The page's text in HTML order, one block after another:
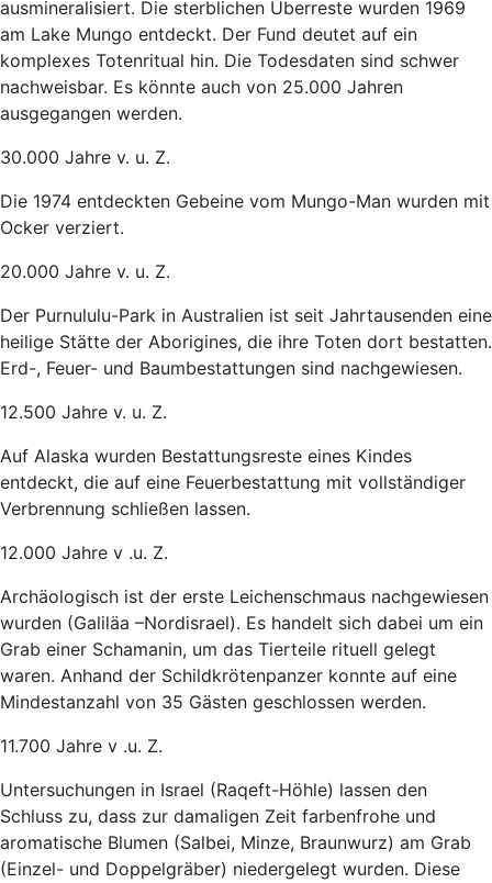
ausmineralisiert. Die sterblichen Überreste wurden 1969
am Lake Mungo entdeckt. Der Fund deutet auf ein
komplexes Totenritual hin. Die Todesdaten sind schwer
nachweisbar. Es könnte auch von 25.000 Jahren
ausgegangen werden.
30.000 Jahre v. u. Z.
Die 1974 entdeckten Gebeine vom Mungo-Man wurden mit
Ocker verziert.
20.000 Jahre v. u. Z.
Der Purnululu-Park in Australien ist seit Jahrtausenden eine
heilige Stätte der Aborigines, die ihre Toten dort bestatten.
Erd-, Feuer- und Baumbestattungen sind nachgewiesen.
12.500 Jahre v. u. Z.
Auf Alaska wurden Bestattungsreste eines Kindes
entdeckt, die auf eine Feuerbestattung mit vollständiger
Verbrennung schließen lassen.
12.000 Jahre v .u. Z.
Archäologisch ist der erste Leichenschmaus nachgewiesen
wurden (Galiläa –Nordisrael). Es handelt sich dabei um ein
Grab einer Schamanin, um das Tierteile rituell gelegt
waren. Anhand der Schildkrötenpanzer konnte auf eine
Mindestanzahl von 35 Gästen geschlossen werden.
11.700 Jahre v .u. Z.
Untersuchungen in Israel (Raqeft-Höhle) lassen den
Schluss zu, dass zur damaligen Zeit farbenfrohe und
aromatische Blumen (Salbei, Minze, Braunwurz) am Grab
(Einzel- und Doppelgräber) niedergelegt wurden. Diese